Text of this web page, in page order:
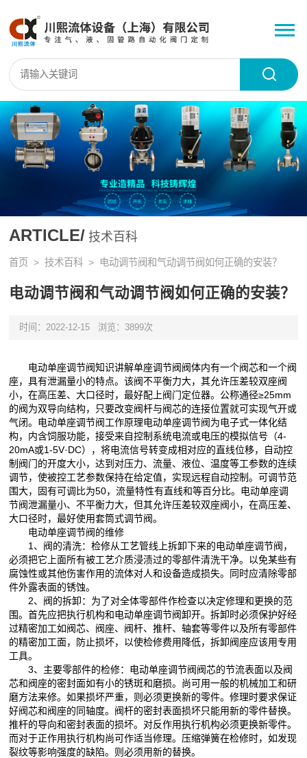
ARTICLE/ 技术百科
首页 >技术百科 > 电动调节阀和气动调节阀如何正确的安装？
电动调节阀和气动调节阀如何正确的安装？
时间：2022-12-15 浏览：3899次
电动单座调节阀知识讲解单座调节阀阀体内有一个阀芯和一个阀
座，具有泄漏量小的特点。该阀不平衡力大，其允许压差较双座阀
小，在高压差、大口径时，最好配上阀门定位器。公称通径≥25mm
的阀为双导向结构，只要改变阀杆与阀芯的连接位置就可实现气开或
气闭。电动单座调节阀工作原理电动单座调节阀为电子式一体化结
构，内含饲服功能，接受来自控制系统电流或电压的模拟信号（4-
20mA或1-5V·DC），将电流信号转变成相对应的直线位移，自动控
制阀门的开度大小，达到对压力、流量、液位、温度等工参数的连续
调节，使被控工艺参数保持在给定值，实现远程自动控制。可调节范
围大，固有可调比为50，流量特性有直线和等百分比。电动单座调
节阀泄漏量小、不平衡力大，但其允许压差较双座阀小，在高压差、
大口径时，最好使用套筒式调节阀。
电动单座调节阀的维修
1、阀的清洗：检修从工艺管线上拆卸下来的电动单座调节阀，
必须把它上面所有被工艺介质浸渍过的零部件清洗干净。以免某些有
腐蚀性或其他伤害作用的流体对人和设备造成损失。同时应清除零部
件外露表面的锈蚀。
2、阀的拆卸：为了对全体零部件作检查以决定修理和更换的范
围。首先应把执行机构和电动单座调节阀卸开。拆卸时必须保护好经
过精密加工如阀芯、阀座、阀杆、推杆、轴套等零件以及所有零部件
的精密加工面，防止损坏，以使检修费用降低，拆卸阀座应该用专用
工具。
3、主要零部件的检修：电动单座调节阀阀芯的节流表面以及阀
芯和阀座的密封面如有小的锈斑和磨损。尚可用一般的机械加工和研
磨方法来修。如果损坏严重，则必须更换新的零件。修理时要求保证
好阀芯和阀座的同轴度。阀杆的密封表面损坏只能用新的零件替换。
推杆的导向和密封表面的损坏。对反作用执行机构必须更换新零件。
而对于正作用执行机构尚可作适当修理。压缩弹簧在检修时，如发现
裂纹等影响强度的缺陷。则必须用新的替换。